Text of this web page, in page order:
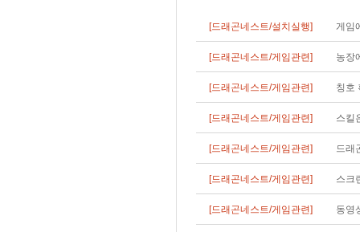
[드래곤네스트/설치실행] 게임
[드래곤네스트/게임관련] 농장
[드래곤네스트/게임관련] 칭호
[드래곤네스트/게임관련] 스킬
[드래곤네스트/게임관련] 드래
[드래곤네스트/게임관련] 스크
[드래곤네스트/게임관련] 동영